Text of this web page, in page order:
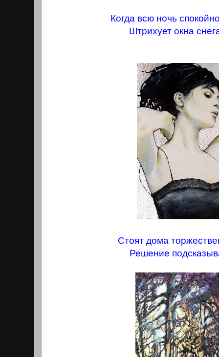
Когда всю ночь
Штрихует окна
Стоят дома
Решение